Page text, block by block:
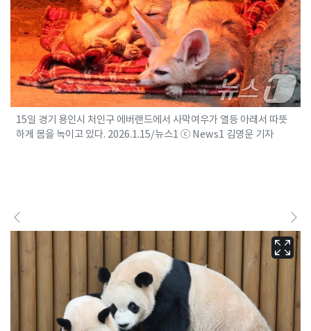
15일 경기 용인시 처인구 에버랜드에서 사막여우가 열등 아래서 따뜻
하게 몸을 녹이고 있다. 2026.1.15/뉴스1 ⓒ News1 김영운 기자